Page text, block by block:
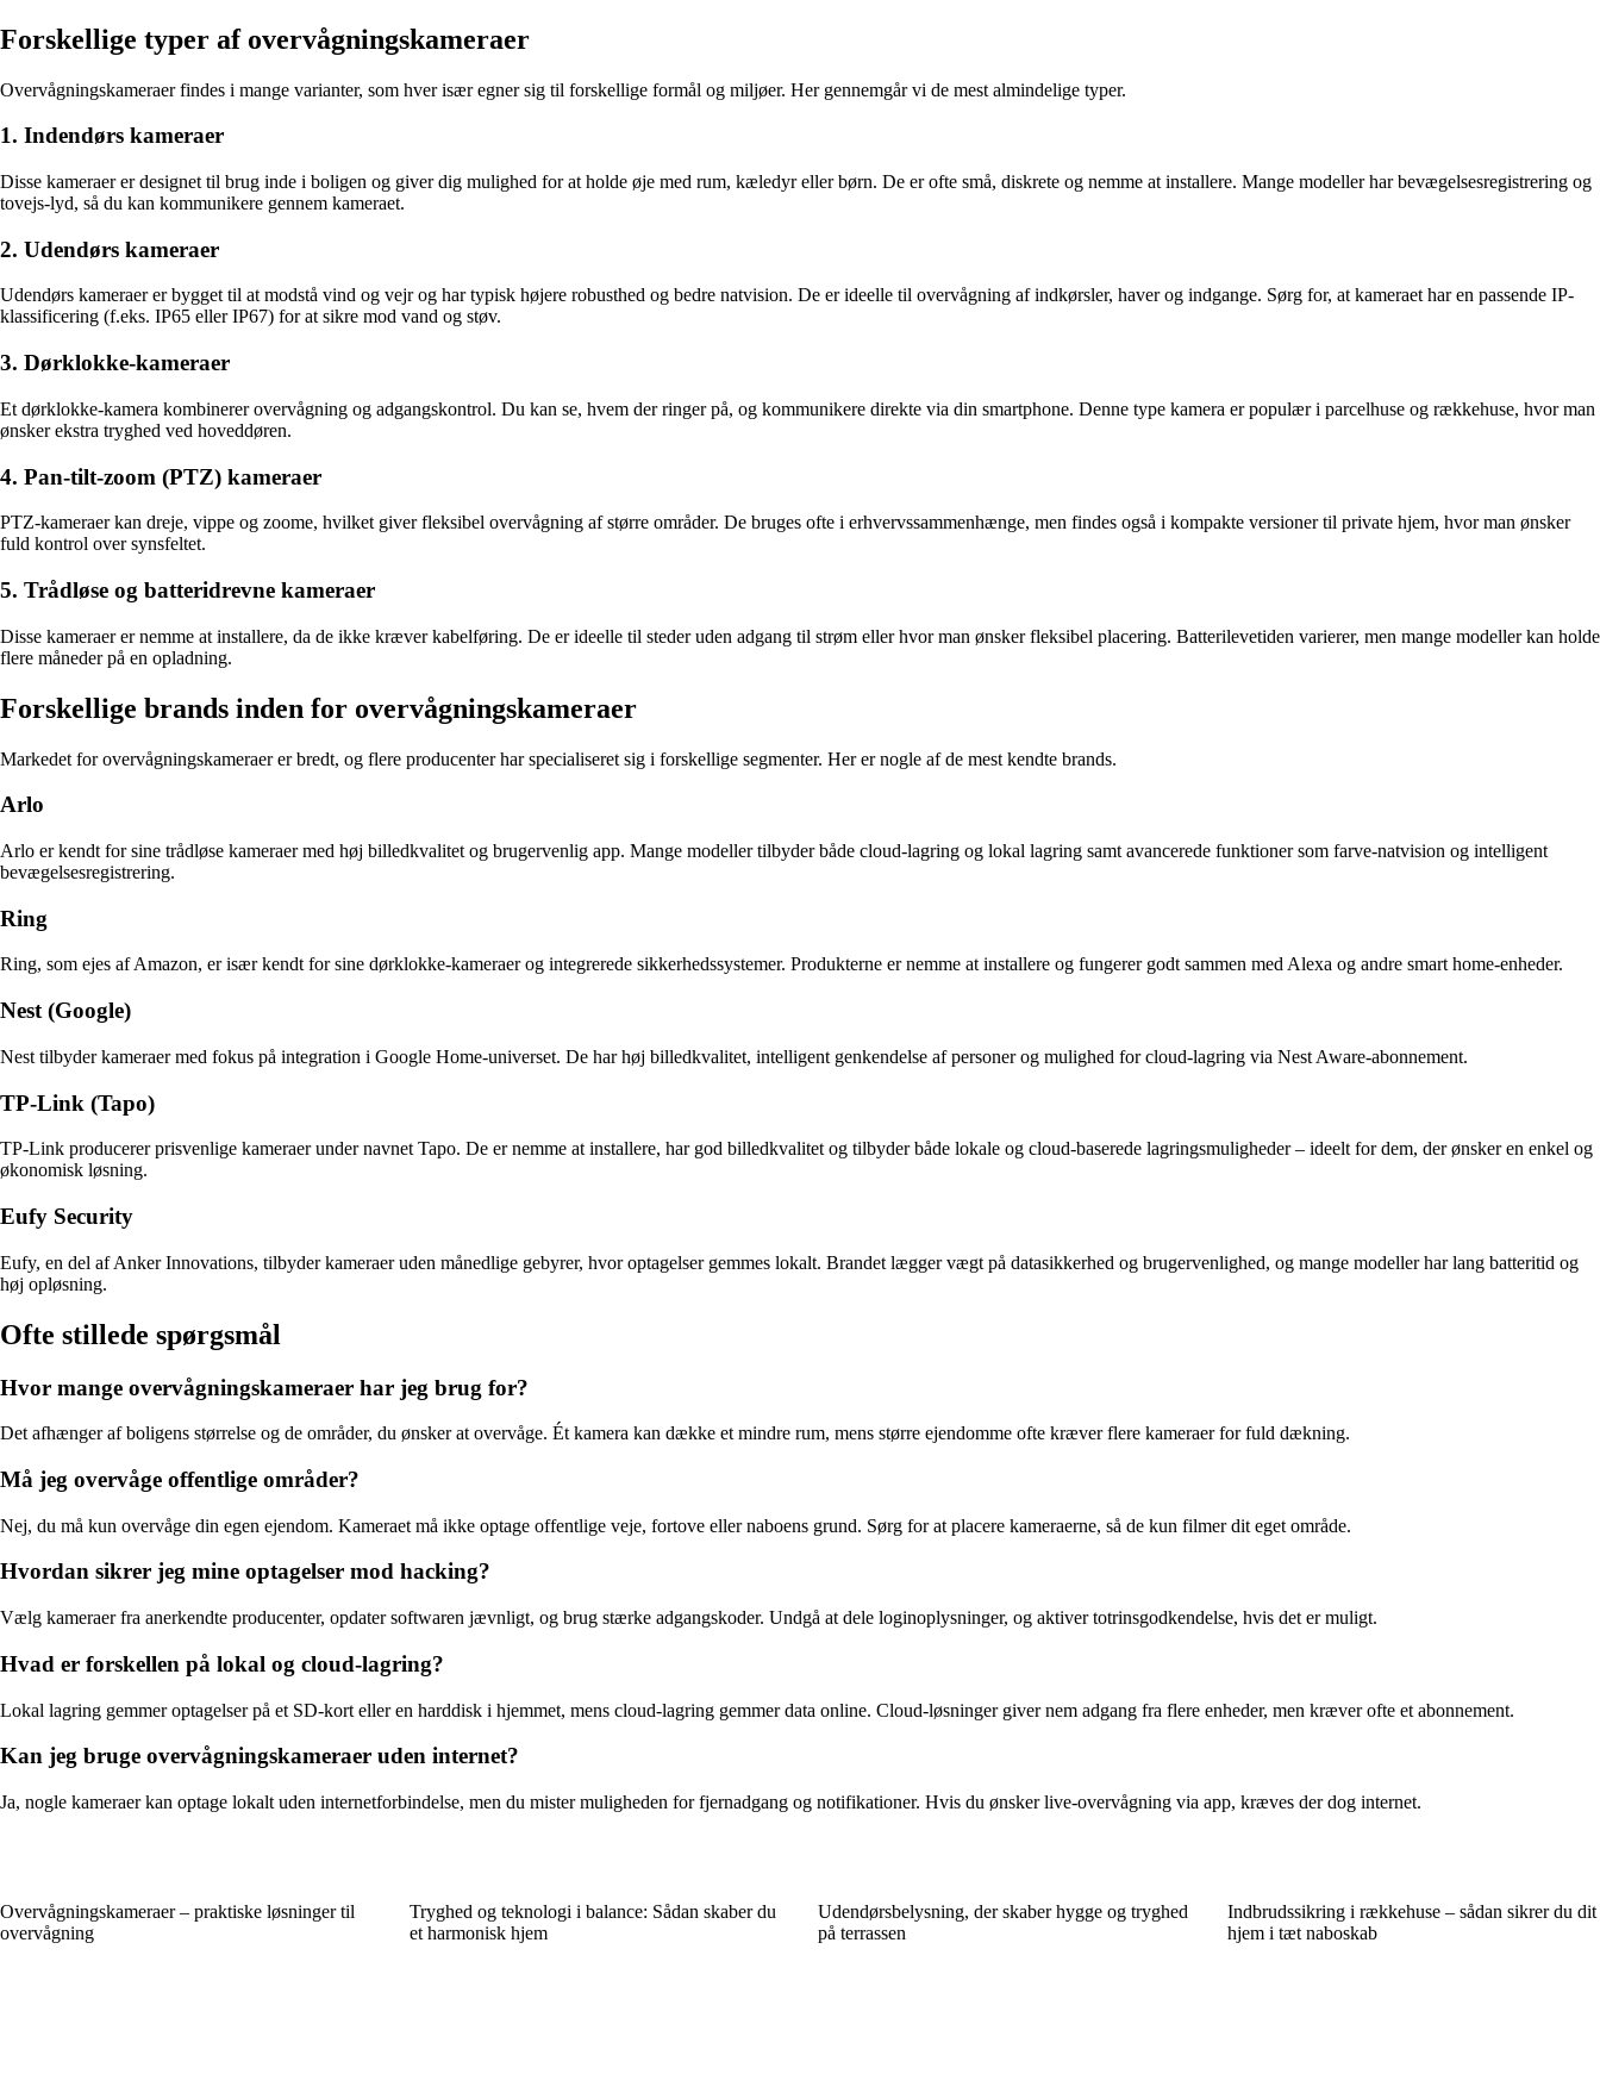
Forskellige typer af overvågningskameraer
Overvågningskameraer findes i mange varianter, som hver især egner sig til forskellige formål og miljøer. Her gennemgår vi de mest almindelige typer.
1. Indendørs kameraer
Disse kameraer er designet til brug inde i boligen og giver dig mulighed for at holde øje med rum, kæledyr eller børn. De er ofte små, diskrete og nemme at installere. Mange modeller har bevægelsesregistrering og
tovejs-lyd, så du kan kommunikere gennem kameraet.
2. Udendørs kameraer
Udendørs kameraer er bygget til at modstå vind og vejr og har typisk højere robusthed og bedre natvision. De er ideelle til overvågning af indkørsler, haver og indgange. Sørg for, at kameraet har en passende IP-
klassificering (f.eks. IP65 eller IP67) for at sikre mod vand og støv.
3. Dørklokke-kameraer
Et dørklokke-kamera kombinerer overvågning og adgangskontrol. Du kan se, hvem der ringer på, og kommunikere direkte via din smartphone. Denne type kamera er populær i parcelhuse og rækkehuse, hvor man
ønsker ekstra tryghed ved hoveddøren.
4. Pan-tilt-zoom (PTZ) kameraer
PTZ-kameraer kan dreje, vippe og zoome, hvilket giver fleksibel overvågning af større områder. De bruges ofte i erhvervssammenhænge, men findes også i kompakte versioner til private hjem, hvor man ønsker
fuld kontrol over synsfeltet.
5. Trådløse og batteridrevne kameraer
Disse kameraer er nemme at installere, da de ikke kræver kabelføring. De er ideelle til steder uden adgang til strøm eller hvor man ønsker fleksibel placering. Batterilevetiden varierer, men mange modeller kan holde
flere måneder på en opladning.
Forskellige brands inden for overvågningskameraer
Markedet for overvågningskameraer er bredt, og flere producenter har specialiseret sig i forskellige segmenter. Her er nogle af de mest kendte brands.
Arlo
Arlo er kendt for sine trådløse kameraer med høj billedkvalitet og brugervenlig app. Mange modeller tilbyder både cloud-lagring og lokal lagring samt avancerede funktioner som farve-natvision og intelligent
bevægelsesregistrering.
Ring
Ring, som ejes af Amazon, er især kendt for sine dørklokke-kameraer og integrerede sikkerhedssystemer. Produkterne er nemme at installere og fungerer godt sammen med Alexa og andre smart home-enheder.
Nest (Google)
Nest tilbyder kameraer med fokus på integration i Google Home-universet. De har høj billedkvalitet, intelligent genkendelse af personer og mulighed for cloud-lagring via Nest Aware-abonnement.
TP-Link (Tapo)
TP-Link producerer prisvenlige kameraer under navnet Tapo. De er nemme at installere, har god billedkvalitet og tilbyder både lokale og cloud-baserede lagringsmuligheder – ideelt for dem, der ønsker en enkel og
økonomisk løsning.
Eufy Security
Eufy, en del af Anker Innovations, tilbyder kameraer uden månedlige gebyrer, hvor optagelser gemmes lokalt. Brandet lægger vægt på datasikkerhed og brugervenlighed, og mange modeller har lang batteritid og
høj opløsning.
Ofte stillede spørgsmål
Hvor mange overvågningskameraer har jeg brug for?
Det afhænger af boligens størrelse og de områder, du ønsker at overvåge. Ét kamera kan dække et mindre rum, mens større ejendomme ofte kræver flere kameraer for fuld dækning.
Må jeg overvåge offentlige områder?
Nej, du må kun overvåge din egen ejendom. Kameraet må ikke optage offentlige veje, fortove eller naboens grund. Sørg for at placere kameraerne, så de kun filmer dit eget område.
Hvordan sikrer jeg mine optagelser mod hacking?
Vælg kameraer fra anerkendte producenter, opdater softwaren jævnligt, og brug stærke adgangskoder. Undgå at dele loginoplysninger, og aktiver totrinsgodkendelse, hvis det er muligt.
Hvad er forskellen på lokal og cloud-lagring?
Lokal lagring gemmer optagelser på et SD-kort eller en harddisk i hjemmet, mens cloud-lagring gemmer data online. Cloud-løsninger giver nem adgang fra flere enheder, men kræver ofte et abonnement.
Kan jeg bruge overvågningskameraer uden internet?
Ja, nogle kameraer kan optage lokalt uden internetforbindelse, men du mister muligheden for fjernadgang og notifikationer. Hvis du ønsker live-overvågning via app, kræves der dog internet.
Overvågningskameraer – praktiske løsninger til
overvågning
Tryghed og teknologi i balance: Sådan skaber du
et harmonisk hjem
Udendørsbelysning, der skaber hygge og tryghed
på terrassen
Indbrudssikring i rækkehuse – sådan sikrer du dit
hjem i tæt naboskab